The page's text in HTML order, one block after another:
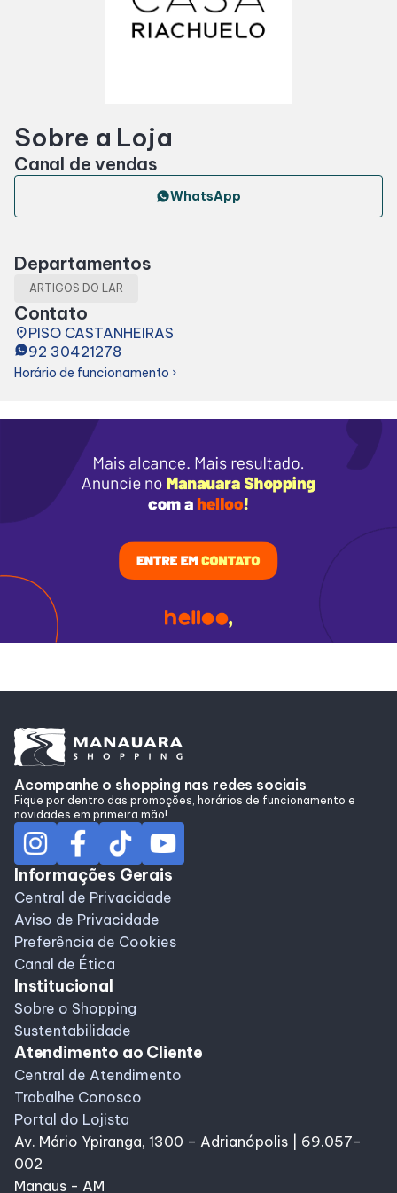
Cinema
Fique Por Dentro
Lojas e Restaurantes
Alimentação
Delivery de Alimentação
Programa de Benefícios
Sobre a Loja
Canal de vendas
WhatsApp
Departamentos
ARTIGOS DO LAR
Contato
placePISO CASTANHEIRAS
92 30421278
Horário de funcionamento chevron_right
Acompanhe o shopping nas redes sociais
Fique por dentro das promoções, horários de funcionamento e
novidades em primeira mão!
Informações Gerais
Central de Privacidade
Aviso de Privacidade
Preferência de Cookies
Canal de Ética
Institucional
Sobre o Shopping
Sustentabilidade
Atendimento ao Cliente
Central de Atendimento
Trabalhe Conosco
Portal do Lojista
Av. Mário Ypiranga, 1300 – Adrianópolis | 69.057-
002
Manaus - AM